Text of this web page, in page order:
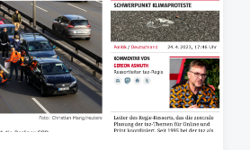
h
t
i
n